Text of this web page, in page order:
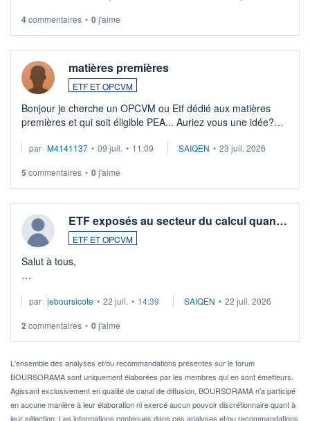
4commentaires • 0j'aime
matières premières
ETF ET OPCVM
Bonjour je cherche un OPCVM ou Etf dédié aux matières
premières et qui soit éligible PEA... Auriez vous une idée?
par M4141137 • 09 juil. • 11:09 SAIQEN • 23 juil. 2026
5 commentaires • 0j'aime
ETF exposés au secteur du calcul quan…
ETF ET OPCVM
Salut à tous,
via un ETF plutôt que des actions individuelles.
Idéalement, je voudrais qu'il soit éligible au PEA.
Pour l' ...
par jeboursicote • 22 juil. • 14:39 SAIQEN • 22 juil. 2026
2 commentaires • 0j'aime
L'ensemble des analyses et/ou recommandations présentes sur le forum
BOURSORAMA sont uniquement élaborées par les membres qui en sont émetteurs.
Agissant exclusivement en qualité de canal de diffusion, BOURSORAMA n'a participé
en aucune manière à leur élaboration ni exercé aucun pouvoir discrétionnaire quant à
leur sélection. Les informations contenues dans ces analyses et/ou recommandations